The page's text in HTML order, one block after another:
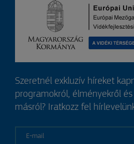
Szeretnél exkluzív híreket
programokról, élményekről
másról? Iratkozz fel